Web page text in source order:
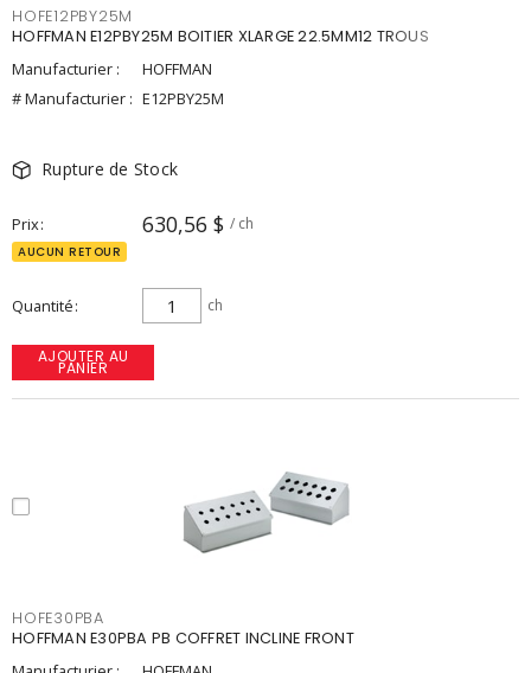
HOFE12PBY25M
HOFFMAN E12PBY25M BOITIER XLARGE 22.5MM12 TROUS
Manufacturier :
HOFFMAN
# Manufacturier : E12PBY25M
Rupture de Stock
Prix 630,56 $ / ch
AUCUN RETOUR
Quantité ch
AJOUTER AU
PANIER
HOFE30PBA
HOFFMAN E30PBA PB COFFRET INCLINE FRONT